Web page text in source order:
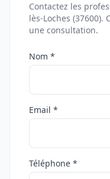
Contactez les
lès-Loches
une consultation.
Nom *
Email *
Téléphone *